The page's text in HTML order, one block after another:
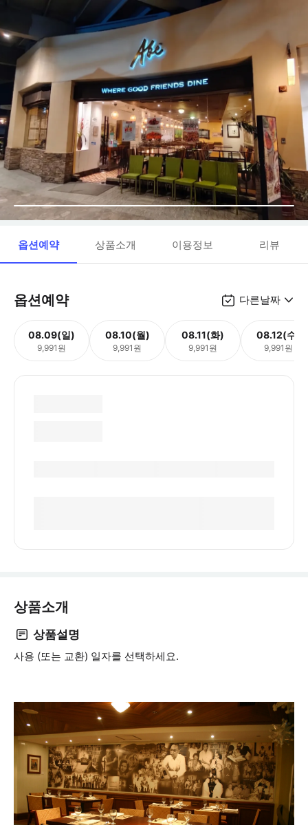
옵션예약 상품소개 이용정보 리뷰
옵션예약 다른날짜
08.09(일)
9,991원
08.10(월)
9,991원
08.11(화)
9,991원
08.12(수)
9,991원
상품소개
상품설명
사용 (또는 교환) 일자를 선택하세요.